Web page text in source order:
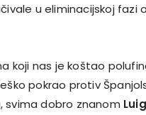
u eliminacijskoj fazi
koji nas je koštao
pokrao protiv
svima dobro znanom